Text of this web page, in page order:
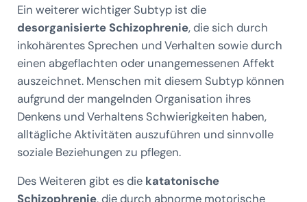
Ein weiterer wichtiger Subtyp ist die
desorganisierte Schizophrenie, die sich durch
inkohärentes Sprechen und Verhalten sowie durch
einen abgeflachten oder unangemessenen Affekt
auszeichnet. Menschen mit diesem Subtyp können
aufgrund der mangelnden Organisation ihres
Denkens und Verhaltens Schwierigkeiten haben,
alltägliche Aktivitäten auszuführen und sinnvolle
soziale Beziehungen zu pflegen.
Des Weiteren gibt es die katatonische
Schizophrenie, die durch abnorme motorische